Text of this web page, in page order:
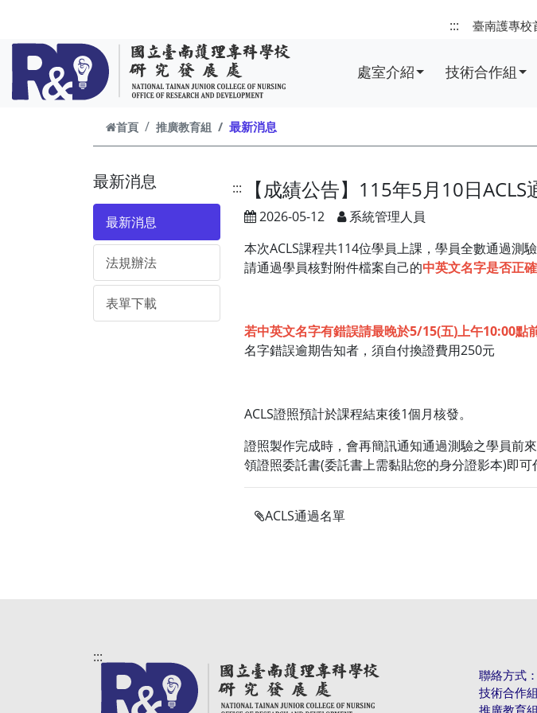
:::
臺南護專校
處室介紹 技術合作組
首頁 推廣教育組 最新消息
最新消息
最新消息
法規辦法
表單下載
::: 【成績公告】115年5月10日
2026-05-12
系統管理人員
本次ACLS課程共114位學員上課，學員全數通過測驗
請通過學員核對附件檔案自己的中英文名字是否正確
若中英文名字有錯誤請最晚於5/15(五)上午10:00點
名字錯誤逾期告知者，須自付換證費用250元
ACLS證照預計於課程結束後1個月核發。
證照製作完成時，會再簡訊通知通過測驗之學員前
領證照委託書(委託書上需黏貼您的身分證影本)即可
ACLS通過名單
:::
聯絡方式：
技術合作
推廣教育